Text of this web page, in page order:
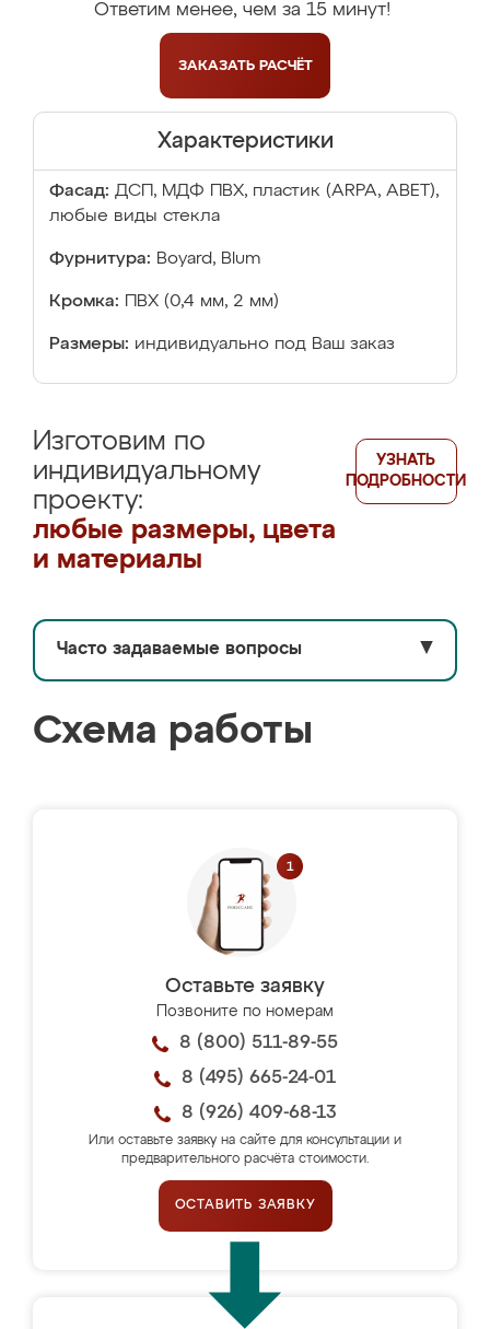
Ответим менее, чем за 15 минут!
ЗАКАЗАТЬ РАСЧЁТ
Характеристики
Фасад: ДСП, МДФ ПВХ, пластик (ARPA, ABET),
любые виды стекла
Фурнитура: Boyard, Blum
Кромка: ПВХ (0,4 мм, 2 мм)
Размеры: индивидуально под Ваш заказ
Изготовим по
индивидуальному
проекту:
любые размеры, цвета
и материалы
УЗНАТЬ
ПОДРОБНОСТИ
Часто задаваемые вопросы ▼
Схема работы
Оставьте заявку
Позвоните по номерам
8 (800) 511-89-55
8 (495) 665-24-01
8 (926) 409-68-13
Или оставьте заявку на сайте для консультации и
предварительного расчёта стоимости.
ОСТАВИТЬ ЗАЯВКУ